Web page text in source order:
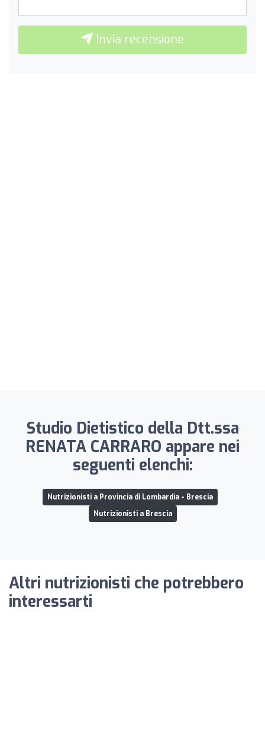
Invia recensione
Studio Dietistico della Dtt.ssa
RENATA CARRARO appare nei
seguenti elenchi:
Nutrizionisti a Provincia di Lombardia - Brescia
Nutrizionisti a Brescia
Altri nutrizionisti che potrebbero
interessarti